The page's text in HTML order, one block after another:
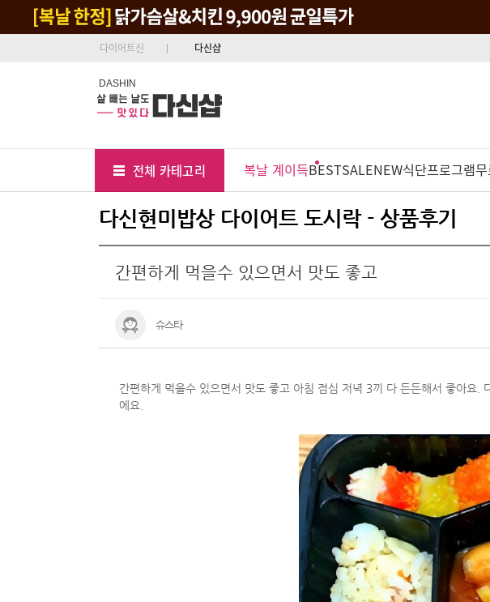
다이어트신 다신샵
DASHIN
전체 카테고리 복날 계이득BESTSALENEW식단프로그램
다신현미밥상 다이어트 도시락 - 상품후기
간편하게 먹을수 있으면서 맛도 좋고
슈스타
간편하게 먹을수 있으면서 맛도 좋고 아침 점심 저녁 3끼 다 든든해서 좋아요
에요.